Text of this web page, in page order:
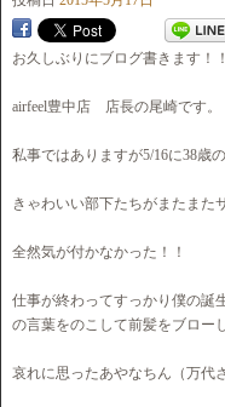
お久しぶりにブログ書きます！！
airfeel豊中店 店長の尾崎です。
私事ではありますが5/16に38歳
きゃわいい部下たちがまたまた
全然気が付かなかった！！
仕事が終わってすっかり僕の誕
の言葉をのこして前髪をブロー
哀れに思ったあやなちん（万代